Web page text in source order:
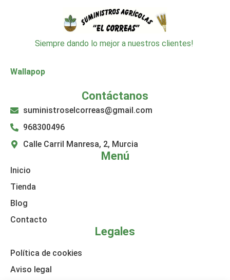
Siempre dando lo mejor a nuestros clientes!
Wallapop
Menú
Inicio
Tienda
Blog
Contacto
Legales
Política de cookies
Aviso legal
Contáctanos
suministroselcorreas@gmail.com
968300496
Calle Carril Manresa, 2, Murcia